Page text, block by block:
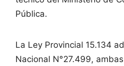
Pública.
La Ley Provincial 15.134
Nacional N°27.499,